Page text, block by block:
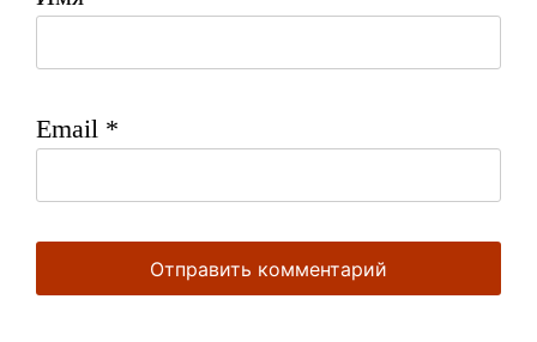
Email *